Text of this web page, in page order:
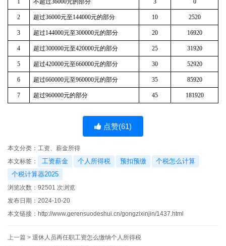
2 超过36000元至144000元的部分 10 2520
3 超过144000元至300000元的部分 20 16920
4 超过300000元至420000元的部分 25 31920
5 超过420000元至660000元的部分 30 52920
6 超过660000元至960000元的部分 35 85920
7 超过960000元的部分 45 181920
点赞(61)
本文分类： 工资、薪金所得
本文标签：
工资薪金 个人所得税 预扣预缴
个税怎么计算
个税计算器2025
浏览次数： 92501 次浏览
发布日期：2024-10-20
本文链接： http://www.gerensuodeshui.cn/gongzixinjin/1437.html
上一篇 > 退休人员再任职工资怎么缴纳个人所得税